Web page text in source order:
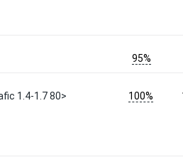
95%
1.4-1.7 80> 100%